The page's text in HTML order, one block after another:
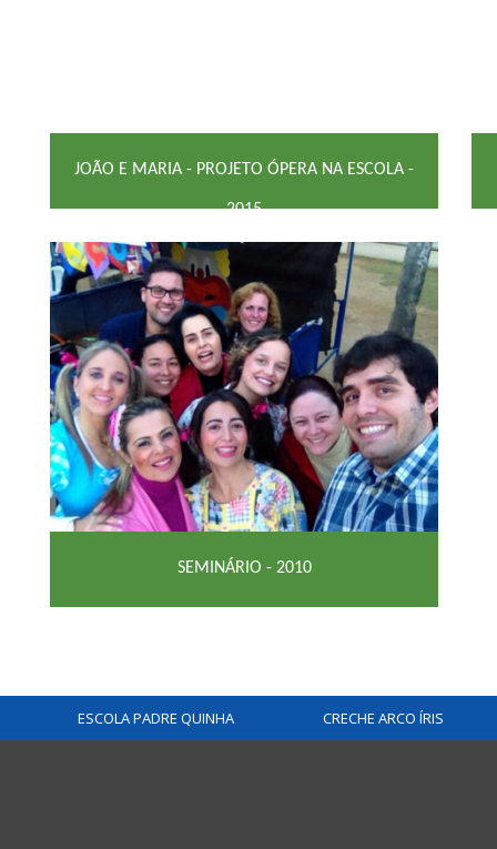
JOÃO E MARIA - PROJETO ÓPERA NA ESCOLA -
2015
SEMINÁRIO - 2010
ESCOLA PADRE QUINHA CRECHE ARCO ÍRIS